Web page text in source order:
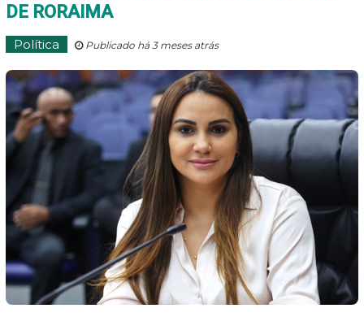
DE RORAIMA
Política Publicado há 3 meses atrás